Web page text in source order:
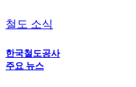
철도 소식
한국철도공사
주요 뉴스